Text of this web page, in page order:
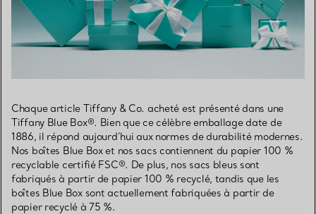
Chaque article Tiffany & Co. acheté est présenté dans une
Tiffany Blue Box®. Bien que ce célèbre emballage date de
1886, il répond aujourd’hui aux normes de durabilité modernes.
Nos boîtes Blue Box et nos sacs contiennent du papier 100 %
recyclable certifié FSC®. De plus, nos sacs bleus sont
fabriqués à partir de papier 100 % recyclé, tandis que les
boîtes Blue Box sont actuellement fabriquées à partir de
papier recyclé à 75 %.